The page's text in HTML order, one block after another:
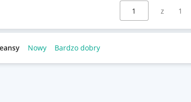
Wybierz stronę:
z 1
Nowy Bardzo dobry